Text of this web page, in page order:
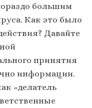
большим
Как это было
Давайте
принятия
информации.
«делатель